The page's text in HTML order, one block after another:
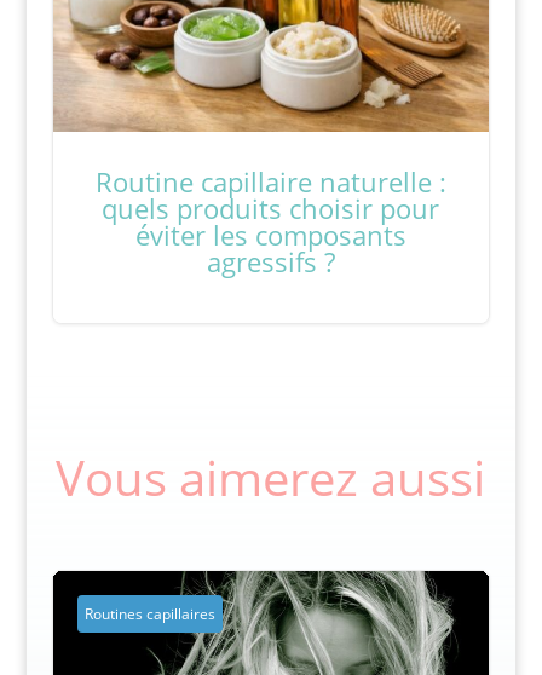
Routine capillaire naturelle :
quels produits choisir pour
éviter les composants
agressifs ?
Vous aimerez aussi
Routines capillaires